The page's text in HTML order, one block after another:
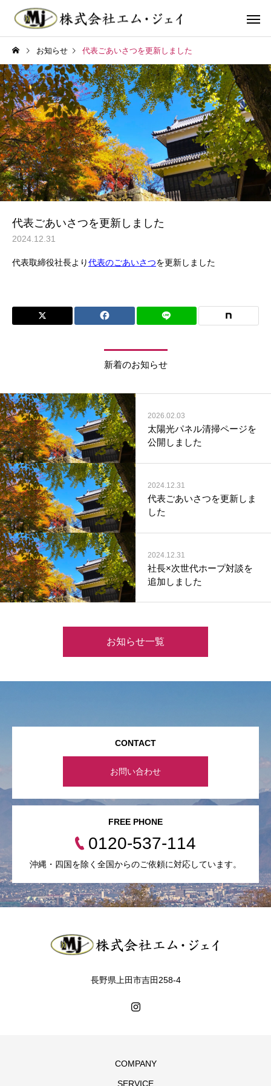
ホテル 食品工
お知らせ 代表ごあいさつを更新しました
代表ごあいさつを更新しました
2024.12.31
代表取締役社長より代表のごあいさつを更新しました
新着のお知らせ
2026.02.03
太陽光パネル清掃ページを
公開しました
2024.12.31
代表ごあいさつを更新しま
した
2024.12.31
社長×次世代ホープ対談を
追加しました
お知らせ一覧
CONTACT
お問い合わせ
FREE PHONE
0120-537-114
沖縄・四国を除く全国からのご依頼に対応しています。
長野県上田市吉田258-4
COMPANY
SERVICE